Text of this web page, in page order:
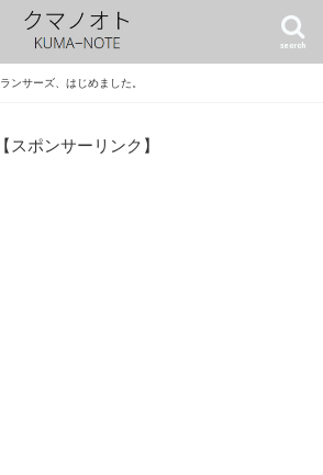
search
ランサーズ、はじめました。
【スポンサーリンク】